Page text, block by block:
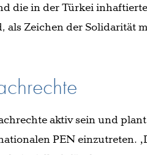
die in der Türkei
als Zeichen der Solidarität
aktiv sein und
PEN einzutreten.